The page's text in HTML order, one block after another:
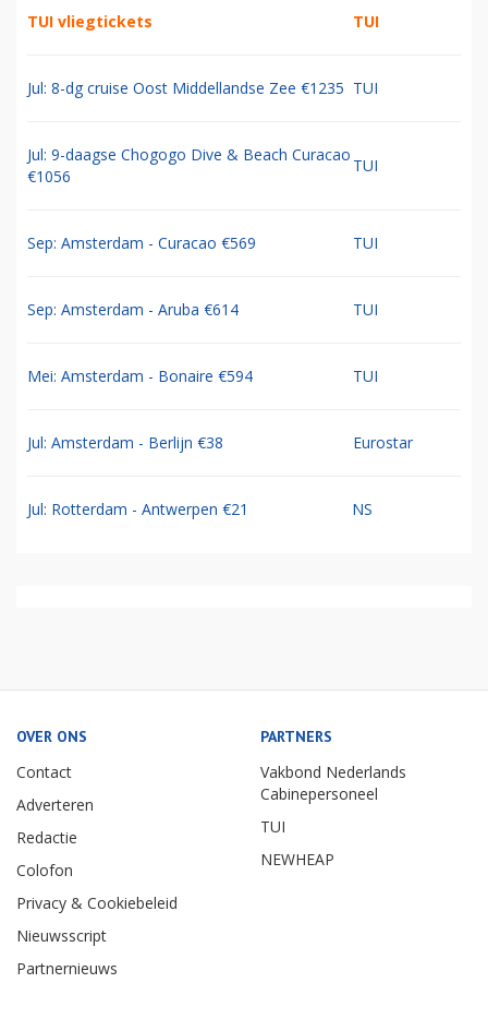
TUI vliegtickets TUI
Jul: 8-dg cruise Oost Middellandse Zee €1235 TUI
Jul: 9-daagse Chogogo Dive & Beach Curacao
€1056
TUI
Sep: Amsterdam - Curacao €569 TUI
Sep: Amsterdam - Aruba €614 TUI
Mei: Amsterdam - Bonaire €594 TUI
Jul: Amsterdam - Berlijn €38 Eurostar
Jul: Rotterdam - Antwerpen €21 NS
OVER ONS
Contact
Adverteren
Redactie
Colofon
Privacy & Cookiebeleid
Nieuwsscript
Partnernieuws
PARTNERS
Vakbond Nederlands
Cabinepersoneel
TUI
NEWHEAP